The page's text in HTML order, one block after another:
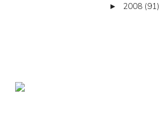
► 2008 (91)